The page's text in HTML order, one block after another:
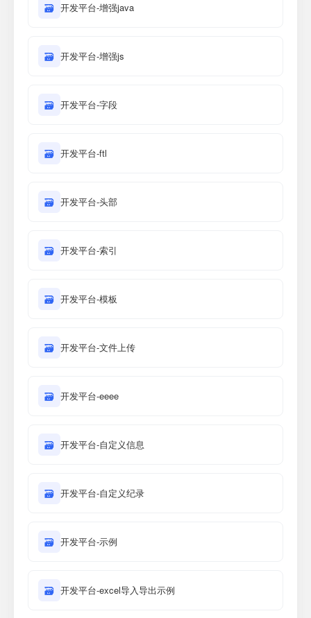
🗃 开发平台-增强java
🗃 开发平台-增强js
🗃 开发平台-字段
🗃 开发平台-ftl
🗃 开发平台-头部
🗃 开发平台-索引
🗃 开发平台-模板
🗃 开发平台-文件上传
🗃 开发平台-eeee
🗃 开发平台-自定义信息
🗃 开发平台-自定义纪录
🗃 开发平台-示例
🗃 开发平台-excel导入导出示例